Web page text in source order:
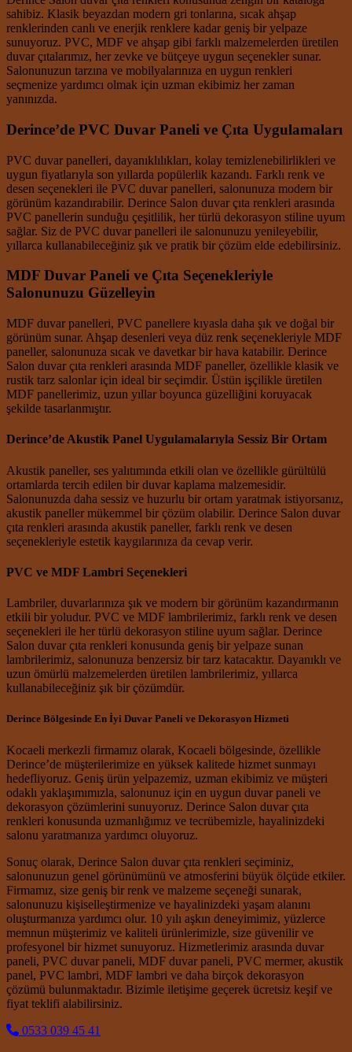
sahibiz. Klasik beyazdan modern gri tonlarına, sıcak ahşap
renklerinden canlı ve enerjik renklere kadar geniş bir yelpaze
sunuyoruz. PVC, MDF ve ahşap gibi farklı malzemelerden üretilen
duvar çıtalarımız, her zevke ve bütçeye uygun seçenekler sunar.
Salonunuzun tarzına ve mobilyalarınıza en uygun renkleri
seçmenize yardımcı olmak için uzman ekibimiz her zaman
yanınızda.
Derince’de PVC Duvar Paneli ve Çıta Uygulamaları
PVC duvar panelleri, dayanıklılıkları, kolay temizlenebilirlikleri ve
uygun fiyatlarıyla son yıllarda popülerlik kazandı. Farklı renk ve
desen seçenekleri ile PVC duvar panelleri, salonunuza modern bir
görünüm kazandırabilir. Derince Salon duvar çıta renkleri arasında
PVC panellerin sunduğu çeşitlilik, her türlü dekorasyon stiline uyum
sağlar. Siz de PVC duvar panelleri ile salonunuzu yenileyebilir,
yıllarca kullanabileceğiniz şık ve pratik bir çözüm elde edebilirsiniz.
MDF Duvar Paneli ve Çıta Seçenekleriyle
Salonunuzu Güzelleyin
MDF duvar panelleri, PVC panellere kıyasla daha şık ve doğal bir
görünüm sunar. Ahşap desenleri veya düz renk seçenekleriyle MDF
paneller, salonunuza sıcak ve davetkar bir hava katabilir. Derince
Salon duvar çıta renkleri arasında MDF paneller, özellikle klasik ve
rustik tarz salonlar için ideal bir seçimdir. Üstün işçilikle üretilen
MDF panellerimiz, uzun yıllar boyunca güzelliğini koruyacak
şekilde tasarlanmıştır.
Derince’de Akustik Panel Uygulamalarıyla Sessiz Bir Ortam
Akustik paneller, ses yalıtımında etkili olan ve özellikle gürültülü
ortamlarda tercih edilen bir duvar kaplama malzemesidir.
Salonunuzda daha sessiz ve huzurlu bir ortam yaratmak istiyorsanız,
akustik paneller mükemmel bir çözüm olabilir. Derince Salon duvar
çıta renkleri arasında akustik paneller, farklı renk ve desen
seçenekleriyle estetik kaygılarınıza da cevap verir.
PVC ve MDF Lambri Seçenekleri
Lambriler, duvarlarınıza şık ve modern bir görünüm kazandırmanın
etkili bir yoludur. PVC ve MDF lambrilerimiz, farklı renk ve desen
seçenekleri ile her türlü dekorasyon stiline uyum sağlar. Derince
Salon duvar çıta renkleri konusunda geniş bir yelpaze sunan
lambrilerimiz, salonunuza benzersiz bir tarz katacaktır. Dayanıklı ve
uzun ömürlü malzemelerden üretilen lambrilerimiz, yıllarca
kullanabileceğiniz şık bir çözümdür.
Derince Bölgesinde En İyi Duvar Paneli ve Dekorasyon Hizmeti
Kocaeli merkezli firmamız olarak, Kocaeli bölgesinde, özellikle
Derince’de müşterilerimize en yüksek kalitede hizmet sunmayı
hedefliyoruz. Geniş ürün yelpazemiz, uzman ekibimiz ve müşteri
odaklı yaklaşımımızla, salonunuz için en uygun duvar paneli ve
dekorasyon çözümlerini sunuyoruz. Derince Salon duvar çıta
renkleri konusunda uzmanlığımız ve tecrübemizle, hayalinizdeki
salonu yaratmanıza yardımcı oluyoruz.
Sonuç olarak, Derince Salon duvar çıta renkleri seçiminiz,
salonunuzun genel görünümünü ve atmosferini büyük ölçüde etkiler.
Firmamız, size geniş bir renk ve malzeme seçeneği sunarak,
salonunuzu kişiselleştirmenize ve hayalinizdeki yaşam alanını
oluşturmanıza yardımcı olur. 10 yılı aşkın deneyimimiz, yüzlerce
memnun müşterimiz ve kaliteli ürünlerimizle, size güvenilir ve
profesyonel bir hizmet sunuyoruz. Hizmetlerimiz arasında duvar
paneli, PVC duvar paneli, MDF duvar paneli, PVC mermer, akustik
panel, PVC lambri, MDF lambri ve daha birçok dekorasyon
çözümü bulunmaktadır. Bizimle iletişime geçerek ücretsiz keşif ve
fiyat teklifi alabilirsiniz.
0533 039 45 41